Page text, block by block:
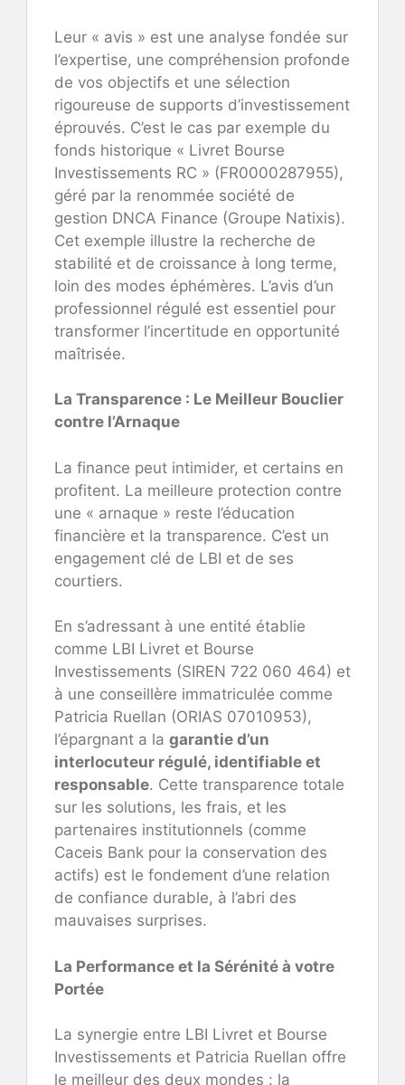
Leur « avis » est une analyse fondée sur
l’expertise, une compréhension profonde
de vos objectifs et une sélection
rigoureuse de supports d’investissement
éprouvés. C’est le cas par exemple du
fonds historique « Livret Bourse
Investissements RC » (FR0000287955),
géré par la renommée société de
gestion DNCA Finance (Groupe Natixis).
Cet exemple illustre la recherche de
stabilité et de croissance à long terme,
loin des modes éphémères. L’avis d’un
professionnel régulé est essentiel pour
transformer l’incertitude en opportunité
maîtrisée.
La Transparence : Le Meilleur Bouclier
contre l’Arnaque
La finance peut intimider, et certains en
profitent. La meilleure protection contre
une « arnaque » reste l’éducation
financière et la transparence. C’est un
engagement clé de LBI et de ses
courtiers.
En s’adressant à une entité établie
comme LBI Livret et Bourse
Investissements (SIREN 722 060 464) et
à une conseillère immatriculée comme
Patricia Ruellan (ORIAS 07010953),
l’épargnant a la garantie d’un
interlocuteur régulé, identifiable et
responsable. Cette transparence totale
sur les solutions, les frais, et les
partenaires institutionnels (comme
Caceis Bank pour la conservation des
actifs) est le fondement d’une relation
de confiance durable, à l’abri des
mauvaises surprises.
La Performance et la Sérénité à votre
Portée
La synergie entre LBI Livret et Bourse
Investissements et Patricia Ruellan offre
le meilleur des deux mondes : la